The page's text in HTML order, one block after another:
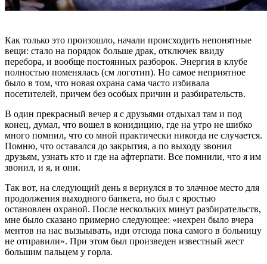
Как только это произошло, начали происходить непонятные
вещи: стало на порядок больше драк, отключек ввиду
перебора, и вообще постоянных разборок. Энергия в клубе
полностью поменялась (см логотип). Но самое неприятное
было в том, что новая охрана сама часто избивала
посетителей, причем без особых причин и разбирательств.
В один прекрасный вечер я с друзьями отдыхал там и под
конец, думал, что вошел в конидицию, где на утро не шибко
много помнил, что со мной практически никогда не случается.
Помню, что оставался до закрытия, а по выходу звонил
друзьям, узнать кто и где на афтерпати. Все помнили, что я им
звонил, и я, и они.
Так вот, на следующий день я вернулся в то злачное место для
продолжения выходного банкета, но был с яростью
остановлен охраной. После нескольких минут разбирательств,
мне было сказано примерно следующее: «нехрен было вчера
ментов на нас вызыывать, иди отсюда пока самого в больницу
не отправили». При этом был произведен известный жест
большим пальцем у горла.